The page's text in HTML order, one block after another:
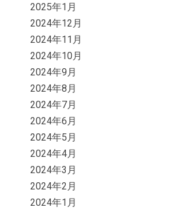
2025年1月
2024年12月
2024年11月
2024年10月
2024年9月
2024年8月
2024年7月
2024年6月
2024年5月
2024年4月
2024年3月
2024年2月
2024年1月